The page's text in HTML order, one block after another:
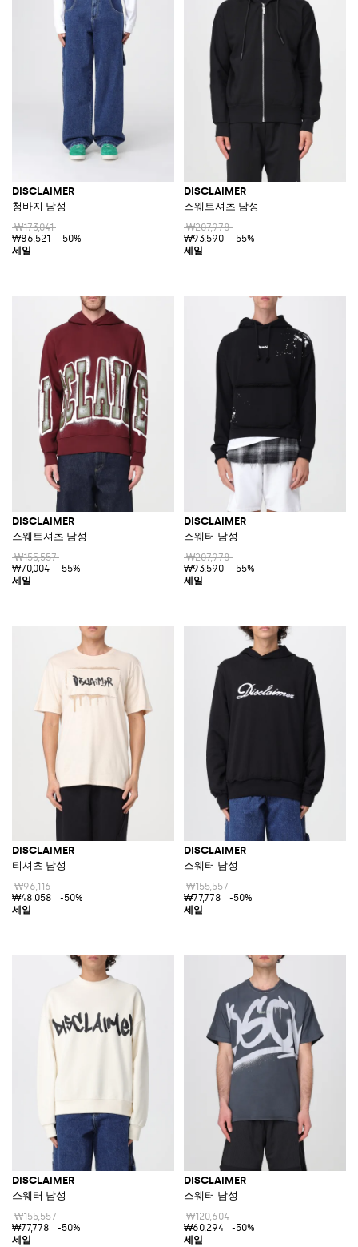
DISCLAIMER
청바지 남성
₩173,041
₩86,521
-50%
DISCLAIMER
스웨트셔츠 남성
₩207,978
₩93,590
-55%
DISCLAIMER
스웨트셔츠 남성
₩155,557
₩70,004
-55%
DISCLAIMER
스웨터 남성
₩207,978
₩93,590
-55%
DISCLAIMER
티셔츠 남성
₩96,116
₩48,058
-50%
DISCLAIMER
스웨터 남성
₩155,557
₩77,778
-50%
DISCLAIMER
스웨터 남성
₩155,557
₩77,778
-50%
DISCLAIMER
스웨터 남성
₩120,604
₩60,294
-50%